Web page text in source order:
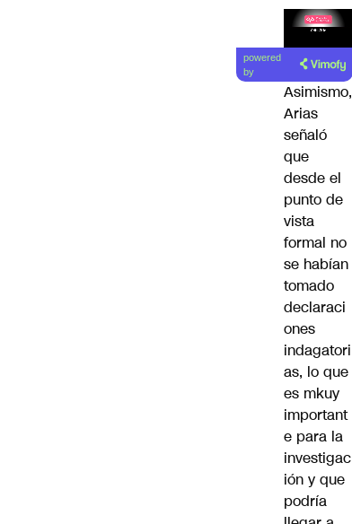
Lea el
artículo
powered
by
Asimismo,
Arias
señaló
que
desde el
punto de
vista
formal no
se habían
tomado
declaraci
ones
indagatori
as, lo que
es mkuy
important
e para la
investigac
ión y que
podría